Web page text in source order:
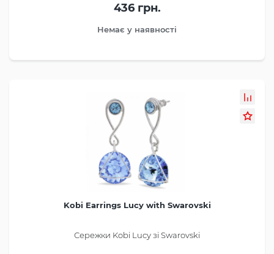
436 грн.
Немає у наявності
Kobi Earrings Lucy with Swarovski
Сережки Kobi Lucy зі Swarovski